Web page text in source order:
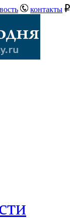
контакты